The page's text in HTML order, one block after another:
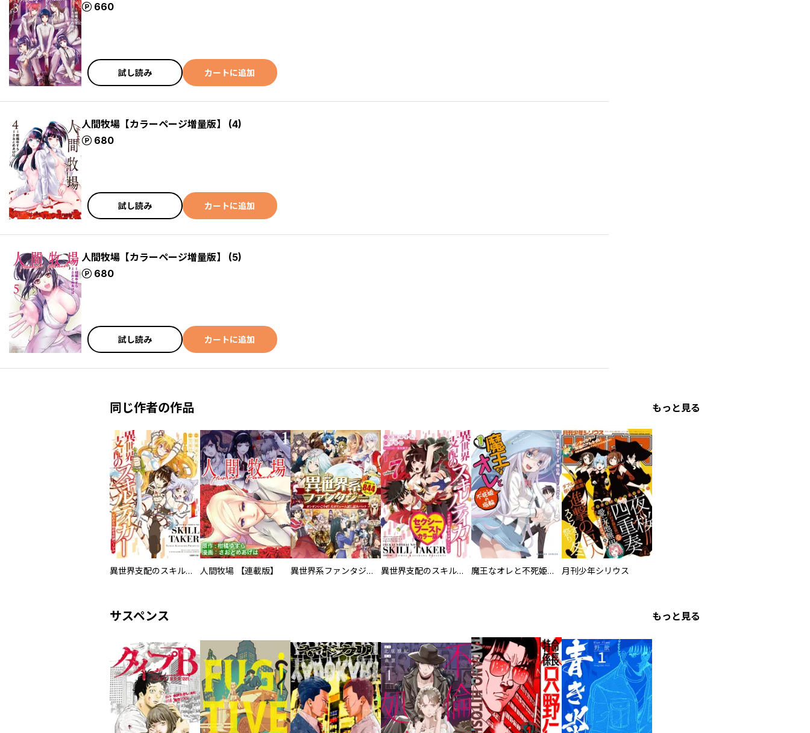
660
ポイント
試し読み カートに追加
人間牧場【カラーページ増量版】 (4)
680
ポイント
試し読み カートに追加
人間牧場【カラーページ増量版】 (5)
680
ポイント
試し読み カートに追加
同じ作者の作品 もっと見る
異世界支配のスキルテイカー ゼロから始める奴隷ハーレム 人間牧場 【連載版】 異世界系ファンタジー ガンガンいこうぜ！大ボリューム試し読みパック 異世界支配のスキルテイカー ゼロから始める奴隷ハーレム セクシーブーストカラー版（７） 魔王なオレと不死姫の指輪 月刊少年シリウス
サスペンス もっと見る